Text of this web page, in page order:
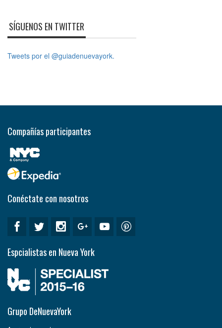
SÍGUENOS EN TWITTER
Tweets por el @guiadenuevayork.
Compañías participantes
Conéctate con nosotros
Espcialistas en Nueva York
Grupo DeNuevaYork